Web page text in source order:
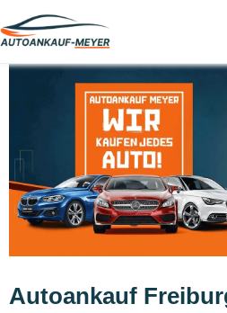
Autoankauf